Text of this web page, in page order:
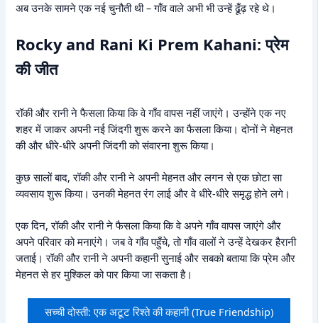
अब उनके सामने एक नई चुनौती थी – गाँव वाले अभी भी उन्हें ढूँढ़ रहे थे।
Rocky and Rani Ki Prem Kahani: प्रेम
की जीत
रॉकी और रानी ने फैसला किया कि वे गाँव वापस नहीं जाएंगे। उन्होंने एक नए
शहर में जाकर अपनी नई जिंदगी शुरू करने का फैसला किया। दोनों ने मेहनत
की और धीरे-धीरे अपनी जिंदगी को संवारना शुरू किया।
कुछ सालों बाद, रॉकी और रानी ने अपनी मेहनत और लगन से एक छोटा सा
व्यवसाय शुरू किया। उनकी मेहनत रंग लाई और वे धीरे-धीरे समृद्ध होने लगे।
एक दिन, रॉकी और रानी ने फैसला किया कि वे अपने गाँव वापस जाएंगे और
अपने परिवार को मनाएंगे। जब वे गाँव पहुँचे, तो गाँव वालों ने उन्हें देखकर हैरानी
जताई। रॉकी और रानी ने अपनी कहानी सुनाई और सबको बताया कि प्रेम और
मेहनत से हर मुश्किल को पार किया जा सकता है।
सच्ची दोस्ती: एक अटूट रिश्ते की कहानी (True Friendship)